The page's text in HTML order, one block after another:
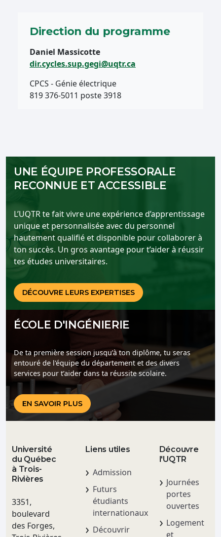
Direction du programme
Daniel Massicotte
dir.cycles.sup.gegi@uqtr.ca
CPCS - Génie électrique
819 376-5011 poste 3918
UNE ÉQUIPE PROFESSORALE
RECONNUE ET ACCESSIBLE
L’UQTR te fait vivre une expérience d’apprentissage
unique et personnalisée avec du personnel
hautement qualifié et disponible pour collaborer à
ton succès. Un gros avantage pour t’aider à réussir
tes études universitaires.
DÉCOUVRE LEURS EXPERTISES
ÉCOLE D'INGÉNIERIE
De ta première session jusqu’à ton diplôme, tu seras
entouré de l'équipe du département et des divers
services pour t’aider dans ta réussite scolaire.
EN SAVOIR PLUS
Université
du Québec
à Trois-
Rivières
3351,
boulevard
des Forges,
Liens utiles
Admission
Futurs
étudiants
internationaux
Découvrir
Découvre
l'UQTR
Journées
portes
ouvertes
Logement
et